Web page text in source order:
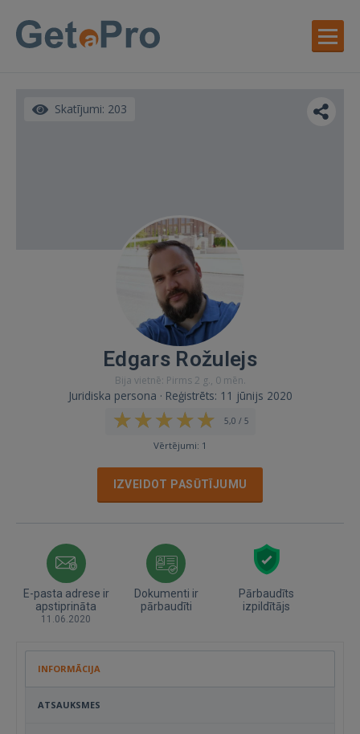
Skatījumi: 203
Edgars Rožulejs
Bija vietnē: Pirms 2 g., 0 mēn.
Juridiska persona · Reģistrēts: 11 jūnijs 2020
5,0 / 5
Vērtējumi: 1
IZVEIDOT PASŪTĪJUMU
E-pasta adrese ir
apstiprināta
11.06.2020
Dokumenti ir
pārbaudīti
Pārbaudīts
izpildītājs
INFORMĀCIJA
ATSAUKSMES